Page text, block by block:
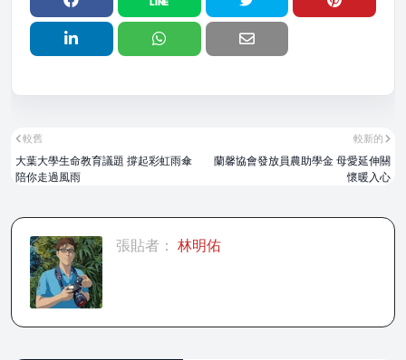
較新的
蘭馨協會發放員農助學金 母愛延伸關
懷暖入心
較舊
大葉大學生命教育議題 撐起彩虹雨傘
陪你走過風雨
張貼者： 林明佑